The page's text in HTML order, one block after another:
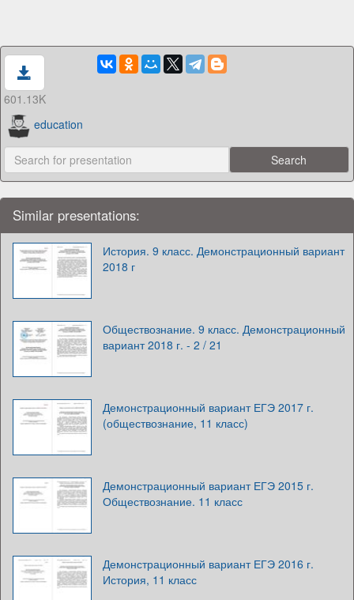
601.13K
education
Similar presentations:
История. 9 класс. Демонстрационный вариант
2018 г
Обществознание. 9 класс. Демонстрационный
вариант 2018 г. - 2 / 21
Демонстрационный вариант ЕГЭ 2017 г.
(обществознание, 11 класс)
Демонстрационный вариант ЕГЭ 2015 г.
Обществознание. 11 класс
Демонстрационный вариант ЕГЭ 2016 г.
История, 11 класс